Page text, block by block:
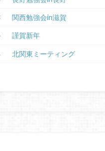
関西勉強会in滋賀
謹賀新年
北関東ミーティング